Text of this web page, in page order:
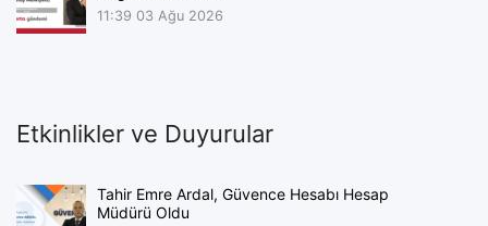
11:39 03 Ağu 2026
Etkinlikler ve Duyurular
Tahir Emre Ardal, Güvence Hesabı Hesap
Müdürü Oldu